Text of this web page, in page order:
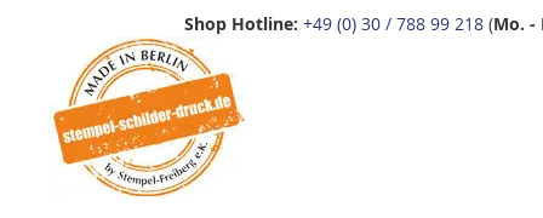
Shop Hotline: +49 (0) 30 / 788 99 218 (Mo. -
springen